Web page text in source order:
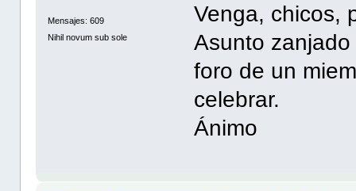
Mensajes: 609
Nihil novum sub sole
Venga, chicos,
Asunto
foro de un
celebrar.
Ánimo